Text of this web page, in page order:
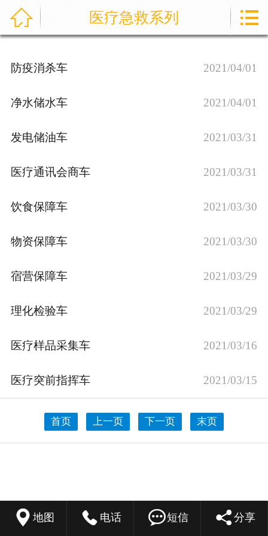
成功案例
资讯中心
售后服务
关于我们
 医疗急救系列 
防疫消杀车 2021/04/01
净水储水车 2021/04/01
发电储油车 2021/03/31
医疗通讯会商车 2021/03/31
饮食保障车 2021/03/30
物资保障车 2021/03/30
宿营保障车 2021/03/29
理化检验车 2021/03/29
医疗样品采集车 2021/03/16
医疗突前指挥车 2021/03/15
首页 上一页 下一页 末页
 地图  电话 短信  分享